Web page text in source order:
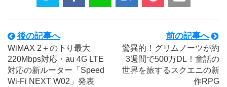
後の記事へ
WiMAX 2＋の下り最大
220Mbps対応・au 4G LTE
対応の新ルーター「Speed
Wi-Fi NEXT W02」発表
前の記事へ
驚異的！グリムノーツが約
3週間で500万DL！童話の
世界を旅するスクエニの新
作RPG